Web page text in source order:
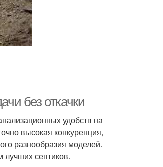
без откачки
удобств на
высокая конкуренция,
разнообразия моделей.
лучших септиков.